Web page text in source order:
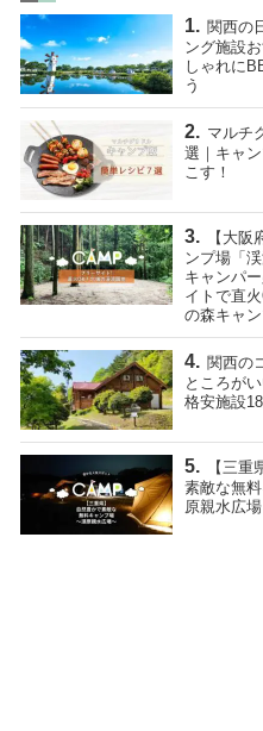
関西の
ング施設
しゃれに
う
マルチ
選｜キャ
こす！
【大阪
ンプ場「
キャンパ
イトで直
の森キャ
関西の
ところが
格安施設
【三
素敵な無
原親水広場